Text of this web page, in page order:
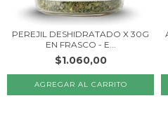
PEREJIL DESHIDRATADO X 30G
EN FRASCO - E...
$1.060,00